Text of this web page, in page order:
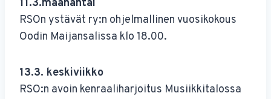
11.3.maanantai
RSOn ystävät ry:n ohjelmallinen vuosikokous
Oodin Maijansalissa klo 18.00.
13.3. keskiviikko
RSO:n avoin kenraaliharjoitus Musiikkitalossa